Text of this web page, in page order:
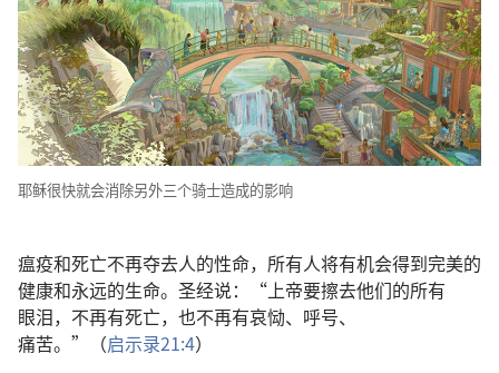
耶稣很快就会消除另外三个骑士造成的影响
瘟疫和死亡不再夺去人的性命， 所有人将有机会得到完美的
健康和永远的生命。 圣经说：“上帝要擦去他们的所有
眼泪， 不再有死亡， 也不再有哀恸、 呼号、
痛苦。”（启示录21:4）